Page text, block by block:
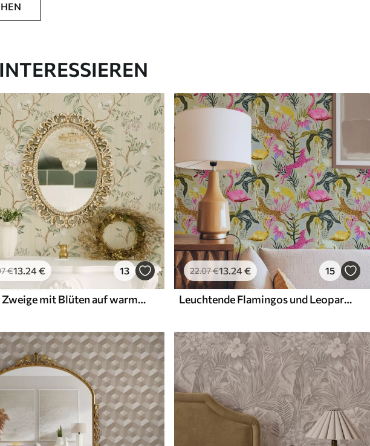
€13.24€ 13
Zarte Zweige mit Blüten auf warmem Cremehintergrund
22.07€13.24€ 15
Leuchtende Flamingos und Leoparden zwischen tropischen Pflanzen